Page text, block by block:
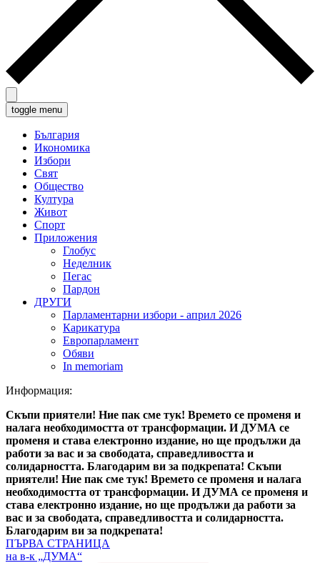
toggle menu
България
Икономика
Избори
Свят
Общество
Култура
Живот
Спорт
Приложения
Глобус
Неделник
Пегас
Пардон
ДРУГИ
Парламентарни избори - април 2026
Карикатура
Европарламент
Обяви
In memoriam
Информация:
Скъпи приятели! Ние пак сме тук! Времето се променя и
налага необходимостта от трансформации. И ДУМА се
променя и става електронно издание, но ще продължи да
работи за вас и за свободата, справедливостта и
солидарността. Благодарим ви за подкрепата! Скъпи
приятели! Ние пак сме тук! Времето се променя и налага
необходимостта от трансформации. И ДУМА се променя и
става електронно издание, но ще продължи да работи за
вас и за свободата, справедливостта и солидарността.
Благодарим ви за подкрепата!
ПЪРВА СТРАНИЦА
на в-к „ДУМА“